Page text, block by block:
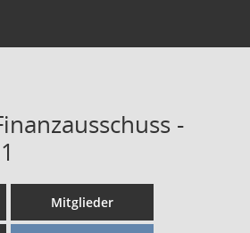
-
Mitglieder